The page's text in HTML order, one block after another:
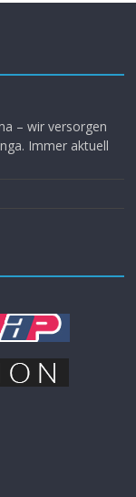
– wir versorgen
Immer aktuell